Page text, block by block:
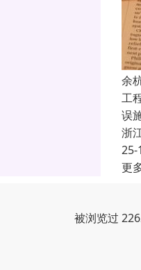
余
工
误
浙
25-
更
被浏览过